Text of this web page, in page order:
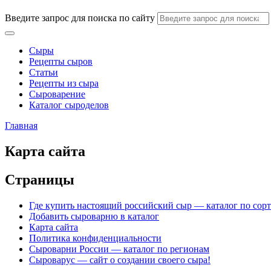
Введите запрос для поиска по сайту
Сыры
Рецепты сыров
Статьи
Рецепты из сыра
Сыроварение
Каталог сыроделов
Главная
Карта сайта
Страницы
Где купить настоящий российский сыр — каталог по
Добавить сыроварню в каталог
Карта сайта
Политика конфиденциальности
Сыроварни России — каталог по регионам
Сыроварус — сайт о создании своего сыра!